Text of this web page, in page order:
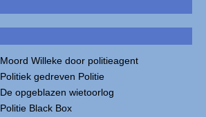
Moord Willeke door politieagent
Politiek gedreven Politie
De opgeblazen wietoorlog
Politie Black Box